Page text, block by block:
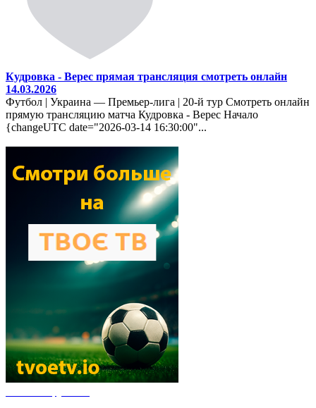
Кудровка - Верес прямая трансляция смотреть онлайн
14.03.2026
Футбол | Украина — Премьер-лига | 20-й тур Смотреть онлайн
прямую трансляцию матча Кудровка - Верес Начало
{changeUTC date="2026-03-14 16:30:00"...